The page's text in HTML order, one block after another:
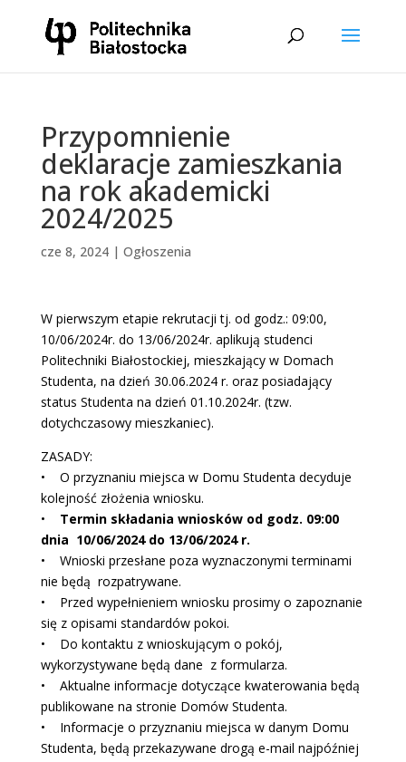
Przypomnienie
deklaracje zamieszkania
na rok akademicki
2024/2025
cze 8, 2024| Ogłoszenia
W pierwszym etapie rekrutacji tj. od godz.: 09:00,
10/06/2024r. do 13/06/2024r. aplikują studenci
Politechniki Białostockiej, mieszkający w Domach
Studenta, na dzień 30.06.2024 r. oraz posiadający
status Studenta na dzień 01.10.2024r. (tzw.
dotychczasowy mieszkaniec).
ZASADY:
• O przyznaniu miejsca w Domu Studenta decyduje
kolejność złożenia wniosku.
• Termin składania wniosków od godz. 09:00
dnia 10/06/2024 do 13/06/2024 r.
• Wnioski przesłane poza wyznaczonymi terminami
nie będą rozpatrywane.
• Przed wypełnieniem wniosku prosimy o zapoznanie
się z opisami standardów pokoi.
• Do kontaktu z wnioskującym o pokój,
wykorzystywane będą dane z formularza.
• Aktualne informacje dotyczące kwaterowania będą
publikowane na stronie Domów Studenta.
• Informacje o przyznaniu miejsca w danym Domu
Studenta, będą przekazywane drogą e-mail najpóźniej